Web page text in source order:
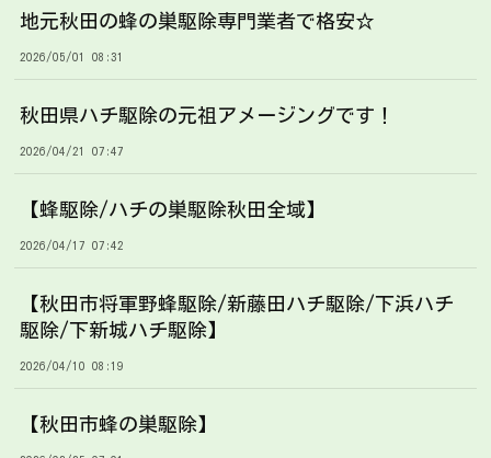
地元秋田の蜂の巣駆除専門業者で格安☆
2026/05/01 08:31
秋田県ハチ駆除の元祖アメージングです！
2026/04/21 07:47
【蜂駆除/ハチの巣駆除秋田全域】
2026/04/17 07:42
【秋田市将軍野蜂駆除/新藤田ハチ駆除/下浜ハチ
駆除/下新城ハチ駆除】
2026/04/10 08:19
【秋田市蜂の巣駆除】